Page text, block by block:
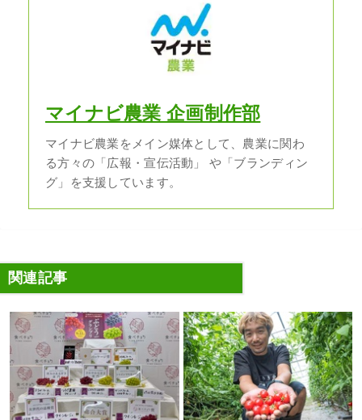
マイナビ農業 企画制作部
マイナビ農業をメイン媒体として、農業に関わ
る方々の「広報・宣伝活動」 や「ブランディン
グ」を支援しています。
関連記事